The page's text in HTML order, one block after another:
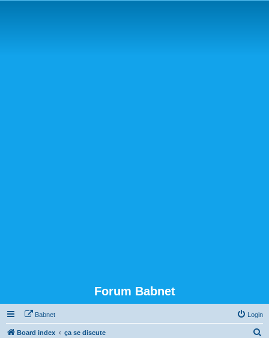
Forum Babnet
Babnet Login
Board index ça se discute